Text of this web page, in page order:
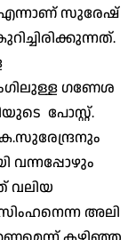
എന്നാണ് സുരേഷ്
ഗണേശ
പോസ്റ്റ്.
വന്നപ്പോഴും
വലിയ
അലി